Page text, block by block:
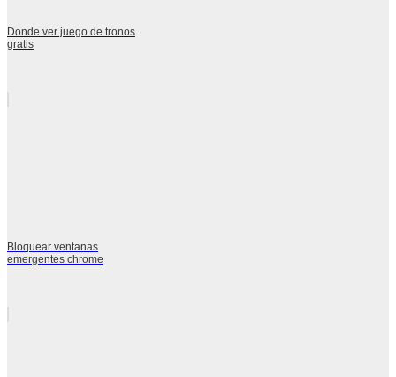
Donde ver juego de tronos
gratis
Bloquear ventanas
emergentes chrome